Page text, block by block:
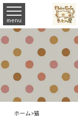
menu
ホーム>猫